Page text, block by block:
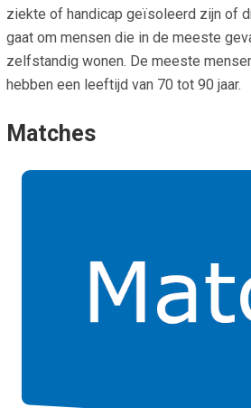
ziekte of handicap geïsoleerd zijn of
gaat om mensen die in de meeste
zelfstandig wonen. De meeste
hebben een leeftijd van 70 tot 90 jaar.
Matches